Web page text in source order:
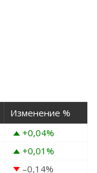
Изменение %
+0,04%
+0,01%
–0,14%